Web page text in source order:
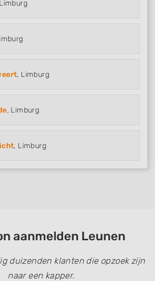
, Limburg
, Limburg
, Limburg
aanmelden Leunen
duizenden klanten die opzoek zijn
naar een kapper.